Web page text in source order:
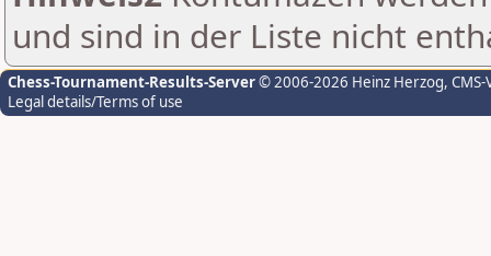
und sind in der Liste nicht
Chess-Tournament-Results-Server© 2006-2026 Heinz Herzog,
Legal details/Terms of use